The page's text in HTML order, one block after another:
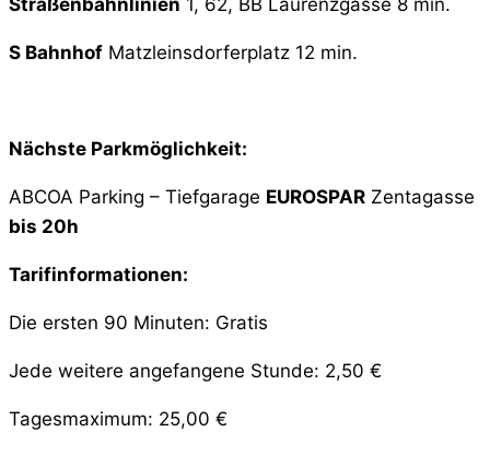
Straßenbahnlinien 1, 62, BB Laurenzgasse 8 min.
S Bahnhof Matzleinsdorferplatz 12 min.
Nächste Parkmöglichkeit:
ABCOA Parking – Tiefgarage EUROSPAR Zentagasse
bis 20h
Tarifinformationen:
Die ersten 90 Minuten: Gratis
Jede weitere angefangene Stunde: 2,50 €
Tagesmaximum: 25,00 €